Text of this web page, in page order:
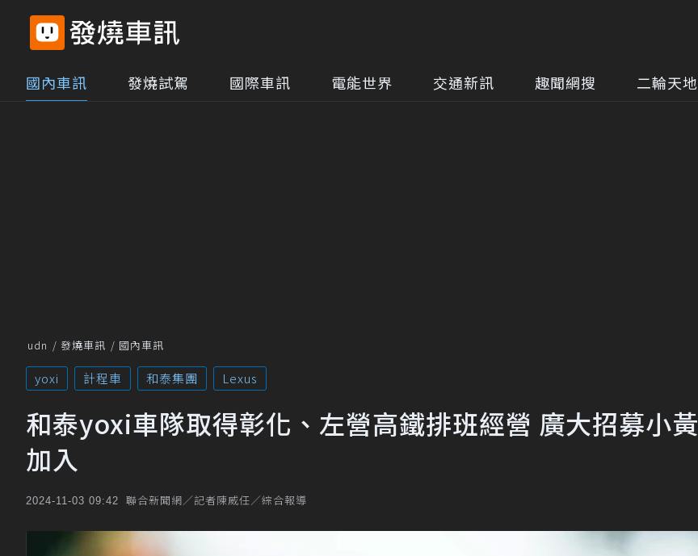
國內車訊 發燒試駕 國際車訊 電能世界 交通新訊 趣聞網搜 二輪天地
udn 發燒車訊 國內車訊
yoxi 計程車 和泰集團 Lexus
和泰yoxi車隊取得彰化、左營高鐵排班經營 廣大招募小
加入
2024-11-03 09:42 聯合新聞網／記者陳威任／綜合報導